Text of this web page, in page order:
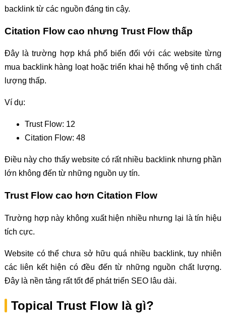
backlink từ các nguồn đáng tin cậy.
Citation Flow cao nhưng Trust Flow thấp
Đây là trường hợp khá phổ biến đối với các website từng
mua backlink hàng loạt hoặc triển khai hệ thống vệ tinh chất
lượng thấp.
Ví dụ:
Trust Flow: 12
Citation Flow: 48
Điều này cho thấy website có rất nhiều backlink nhưng phần
lớn không đến từ những nguồn uy tín.
Trust Flow cao hơn Citation Flow
Trường hợp này không xuất hiện nhiều nhưng lại là tín hiệu
tích cực.
Website có thể chưa sở hữu quá nhiều backlink, tuy nhiên
các liên kết hiện có đều đến từ những nguồn chất lượng.
Đây là nền tảng rất tốt để phát triển SEO lâu dài.
Topical Trust Flow là gì?